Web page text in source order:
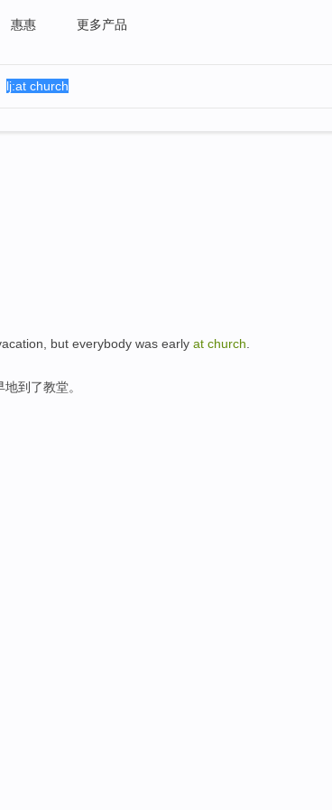
惠惠 更多产品
but everybody was early at church
地到了教堂。